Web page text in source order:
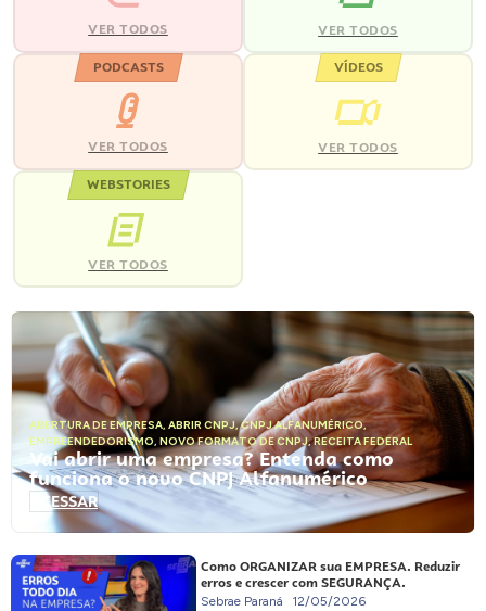
VER TODOS VER TODOS
PODCASTS
VER TODOS
VÍDEOS
VER TODOS
WEBSTORIES
VER TODOS
ABERTURA DE EMPRESA, ABRIR CNPJ,CNPJ ALFANUMÉRICO,
EMPREENDEDORISMO, NOVO FORMATO DE CNPJ,RECEITA FEDERAL
Vai abrir uma empresa? Entenda como
funciona o novo CNPJ Alfanumérico
ACESSAR
Como ORGANIZAR sua EMPRESA. Reduzir
erros e crescer com SEGURANÇA.
Sebrae Paraná 12/05/2026